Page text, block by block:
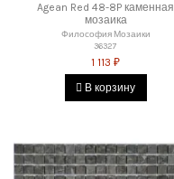
Agean Red 48-8P каменная
мозаика
Философия Мозаики
36327
1 113 ₽
В корзину